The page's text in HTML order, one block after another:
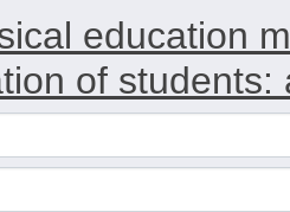
education
of students: